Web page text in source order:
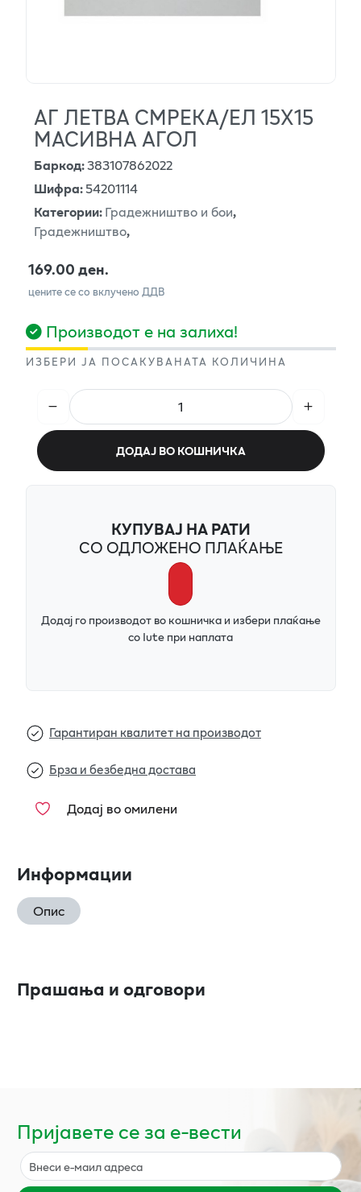
АГ ЛЕТВА СМРЕКА/ЕЛ 15X15
МАСИВНА АГОЛ
Баркод:383107862022
Шифра:54201114
Категории:Градежништво и бои,
Градежништво,
169.00 ден.
цените се со вклучено ДДВ
Производот е на залиха!
ИЗБЕРИ ЈА ПОСАКУВАНАТА КОЛИЧИНА
ДОДАЈ ВО КОШНИЧКА
КУПУВАЈ НА РАТИ
СО ОДЛОЖЕНО ПЛАЌАЊЕ
Додај го производот во кошничка и избери плаќање
со Iute при наплата
Гарантиран квалитет на производот
Брза и безбедна достава
Додај во омилени
Информации
Опис
Прашања и одговори
Пријавете се за е-вести